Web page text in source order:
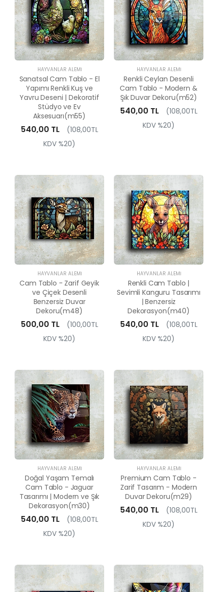
HAYVANLAR ALEMI
Sanatsal Cam Tablo - El
Yapımı Renkli Kuş ve
Yavru Deseni | Dekoratif
Stüdyo ve Ev
Aksesuarı(m55)
540,00 TL
(108,00TL
KDV %20)
HAYVANLAR ALEMI
Renkli Ceylan Desenli
Cam Tablo - Modern &
Şık Duvar Dekoru(m52)
540,00 TL
(108,00TL
KDV %20)
HAYVANLAR ALEMI
Cam Tablo - Zarif Geyik
ve Çiçek Desenli
Benzersiz Duvar
Dekoru(m48)
500,00 TL
(100,00TL
KDV %20)
HAYVANLAR ALEMI
Renkli Cam Tablo |
Sevimli Kanguru Tasarımı
| Benzersiz
Dekorasyon(m40)
540,00 TL
(108,00TL
KDV %20)
HAYVANLAR ALEMI
Doğal Yaşam Temalı
Cam Tablo - Jaguar
Tasarımı | Modern ve Şık
Dekorasyon(m30)
540,00 TL
(108,00TL
KDV %20)
HAYVANLAR ALEMI
Premium Cam Tablo -
Zarif Tasarım - Modern
Duvar Dekoru(m29)
540,00 TL
(108,00TL
KDV %20)